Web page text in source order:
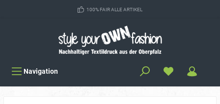
100% FAIR ALLE ARTIKEL
Navigation